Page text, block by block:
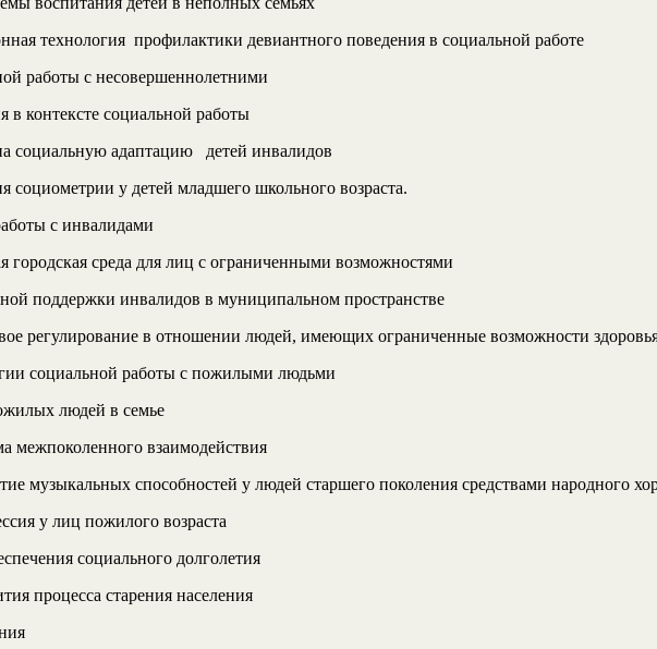
технология профилактики девиантного поведения в социальной работе
работы с несовершеннолетними
в контексте социальной работы
социальную адаптацию детей инвалидов
социометрии у детей младшего школьного возраста.
с инвалидами
городская среда для лиц с ограниченными возможностями
поддержки инвалидов в муниципальном пространстве
регулирование в отношении людей, имеющих ограниченные возможности
социальной работы с пожилыми людьми
людей в семье
межпоколенного взаимодействия
музыкальных способностей у людей старшего поколения средствами народного
у лиц пожилого возраста
социального долголетия
процесса старения населения